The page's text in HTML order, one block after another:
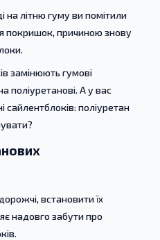
на літню гуму ви помітили
покришок, причиною знову
замінюють гумові
поліуретанові. А у вас
сайлентблоків: поліуретан
встановити їх
надовго забути про